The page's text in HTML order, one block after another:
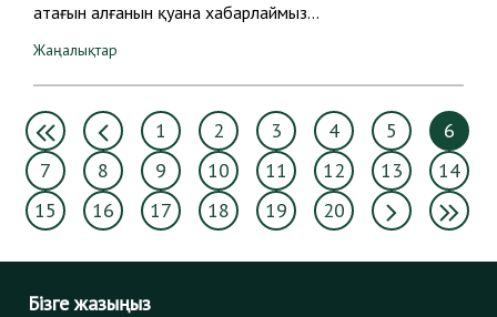
атағын алғанын қуана хабарлаймыз…
Жаңалықтар
1 2 3 4 5
6
7
8 9 10 11 12 13
14
15
16 17 18 19 20
Бізге жазыңыз